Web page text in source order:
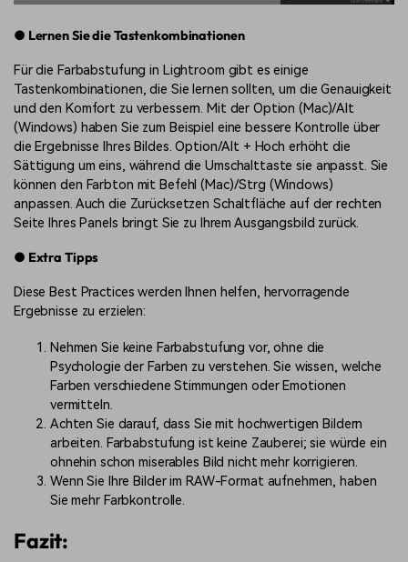
● Lernen Sie die Tastenkombinationen
Für die Farbabstufung in Lightroom gibt es einige
Tastenkombinationen, die Sie lernen sollten, um die Genauigkeit
und den Komfort zu verbessern. Mit der Option (Mac)/Alt
(Windows) haben Sie zum Beispiel eine bessere Kontrolle über
die Ergebnisse Ihres Bildes. Option/Alt + Hoch erhöht die
Sättigung um eins, während die Umschalttaste sie anpasst. Sie
können den Farbton mit Befehl (Mac)/Strg (Windows)
anpassen. Auch die Zurücksetzen Schaltfläche auf der rechten
Seite Ihres Panels bringt Sie zu Ihrem Ausgangsbild zurück.
● Extra Tipps
Diese Best Practices werden Ihnen helfen, hervorragende
Ergebnisse zu erzielen:
Nehmen Sie keine Farbabstufung vor, ohne die
Psychologie der Farben zu verstehen. Sie wissen, welche
Farben verschiedene Stimmungen oder Emotionen
vermitteln.
Achten Sie darauf, dass Sie mit hochwertigen Bildern
arbeiten. Farbabstufung ist keine Zauberei; sie würde ein
ohnehin schon miserables Bild nicht mehr korrigieren.
Wenn Sie Ihre Bilder im RAW-Format aufnehmen, haben
Sie mehr Farbkontrolle.
Fazit: